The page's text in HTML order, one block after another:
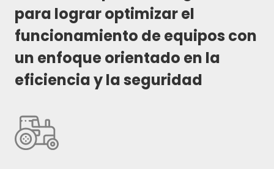
para lograr optimizar el
funcionamiento de equipos con
un enfoque orientado en la
eficiencia y la seguridad